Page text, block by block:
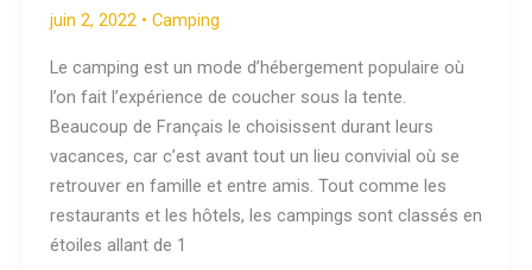
juin 2, 2022 • Camping
Le camping est un mode d’hébergement populaire où
l’on fait l’expérience de coucher sous la tente.
Beaucoup de Français le choisissent durant leurs
vacances, car c’est avant tout un lieu convivial où se
retrouver en famille et entre amis. Tout comme les
restaurants et les hôtels, les campings sont classés en
étoiles allant de 1